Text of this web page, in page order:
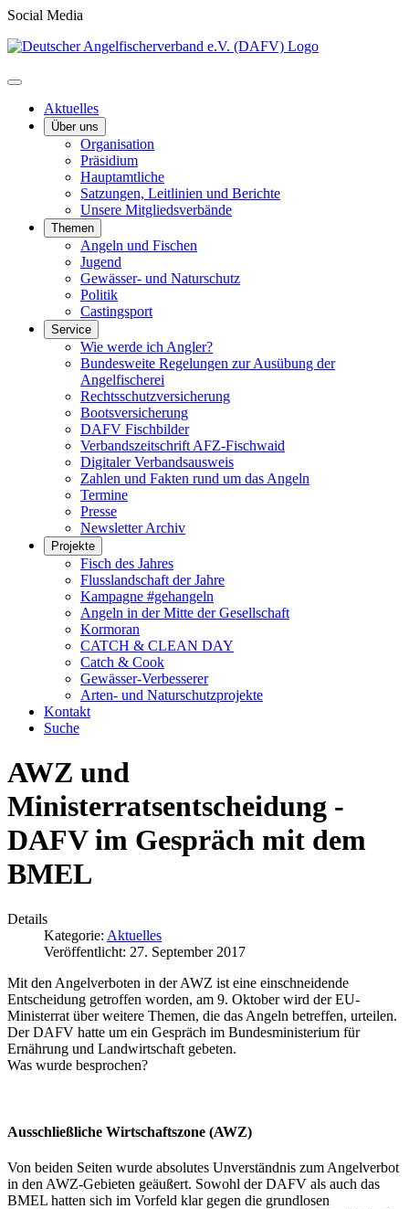
Social Media
Aktuelles
Über uns
Organisation
Präsidium
Hauptamtliche
Satzungen, Leitlinien und Berichte
Unsere Mitgliedsverbände
Themen
Angeln und Fischen
Jugend
Gewässer- und Naturschutz
Politik
Castingsport
Service
Wie werde ich Angler?
Bundesweite Regelungen zur Ausübung der
Angelfischerei
Rechtsschutzversicherung
Bootsversicherung
DAFV Fischbilder
Verbandszeitschrift AFZ-Fischwaid
Digitaler Verbandsausweis
Zahlen und Fakten rund um das Angeln
Termine
Presse
Newsletter Archiv
Projekte
Fisch des Jahres
Flusslandschaft der Jahre
Kampagne #gehangeln
Angeln in der Mitte der Gesellschaft
Kormoran
CATCH & CLEAN DAY
Catch & Cook
Gewässer-Verbesserer
Arten- und Naturschutzprojekte
Kontakt
Suche
AWZ und
Ministerratsentscheidung -
DAFV im Gespräch mit dem
BMEL
Details
Kategorie: Aktuelles
Veröffentlicht: 27. September 2017
Mit den Angelverboten in der AWZ ist eine einschneidende
Entscheidung getroffen worden, am 9. Oktober wird der EU-
Ministerrat über weitere Themen, die das Angeln betreffen, urteilen.
Der DAFV hatte um ein Gespräch im Bundesministerium für
Ernährung und Landwirtschaft gebeten.
Was wurde besprochen?
Ausschließliche Wirtschaftszone (AWZ)
Von beiden Seiten wurde absolutes Unverständnis zum Angelverbot
in den AWZ-Gebieten geäußert. Sowohl der DAFV als auch das
BMEL hatten sich im Vorfeld klar gegen die grundlosen